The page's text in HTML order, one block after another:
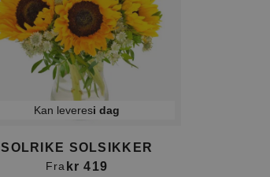
Kan leveresi dag
SOLRIKE SOLSIKKER
Fra kr 419